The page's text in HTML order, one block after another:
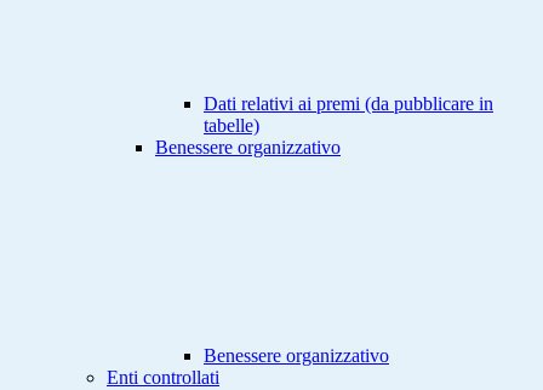
Dati relativi ai premi (da pubblicare in
tabelle)
Benessere organizzativo
Benessere organizzativo
Enti controllati